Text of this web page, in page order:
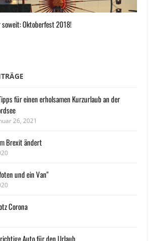
Oktoberfest 2018!
für einen erholsamen Kurzurlaub an der
26, 2021
Brexit ändert
und ein Van"
Corona
Auto für den Urlaub